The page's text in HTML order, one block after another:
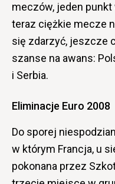
meczów, jeden
teraz ciężkie mecze
się zdarzyć, jeszcze
szanse na awans:
i Serbia.
Eliminacje Euro 2008
Do sporej
w którym Francja, u
pokonana przez